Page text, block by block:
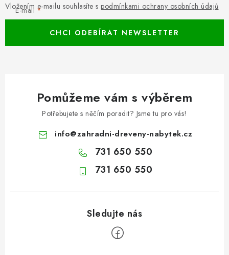
E-mail
Vložením e-mailu souhlasíte s podmínkami ochrany osobních údajů
CHCI ODEBÍRAT NEWSLETTER
Pomůžeme vám s výběrem
Potřebujete s něčím poradit? Jsme tu pro vás!
info@zahradni-dreveny-nabytek.cz
731 650 550
731 650 550